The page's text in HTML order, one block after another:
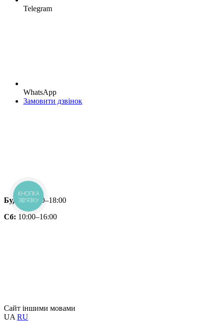
Telegram
WhatsApp
Замовити дзвінок
Будні:10:00–18:00
Сб: 10:00–16:00
Сайт іншими мовами
UA RU
КНОПКА
ЗВ'ЯЗКУ